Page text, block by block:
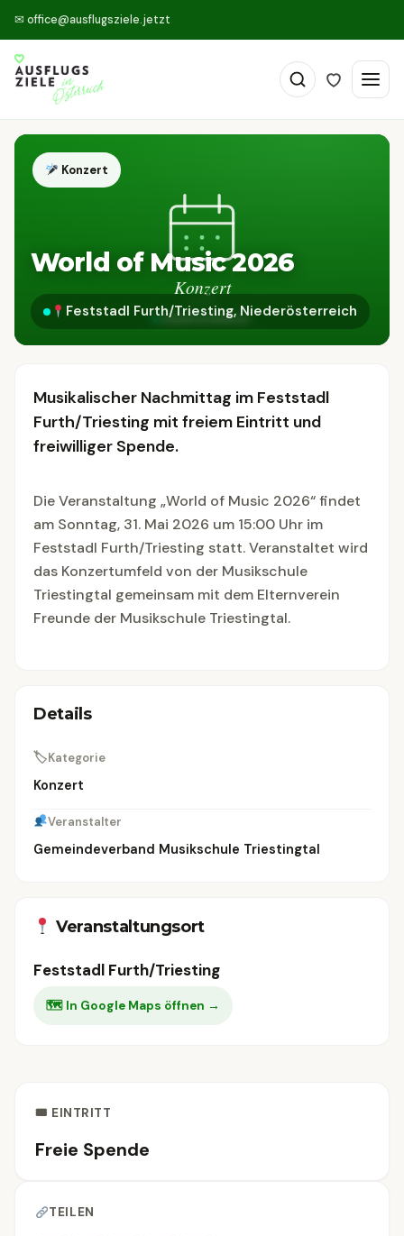
✉ office@ausflugsziele.jetzt
Konzert
World of Music 2026
Feststadl Furth/Triesting, Niederösterreich
Musikalischer Nachmittag im Feststadl
Furth/Triesting mit freiem Eintritt und
freiwilliger Spende.
Die Veranstaltung „World of Music 2026“ findet
am Sonntag, 31. Mai 2026 um 15:00 Uhr im
Feststadl Furth/Triesting statt. Veranstaltet wird
das Konzertumfeld von der Musikschule
Triestingtal gemeinsam mit dem Elternverein
Freunde der Musikschule Triestingtal.
Details
🏷Kategorie
Konzert
Veranstalter
Gemeindeverband Musikschule Triestingtal
Veranstaltungsort
Feststadl Furth/Triesting
🗺 In Google Maps öffnen →
🎟 EINTRITT
Freie Spende
TEILEN